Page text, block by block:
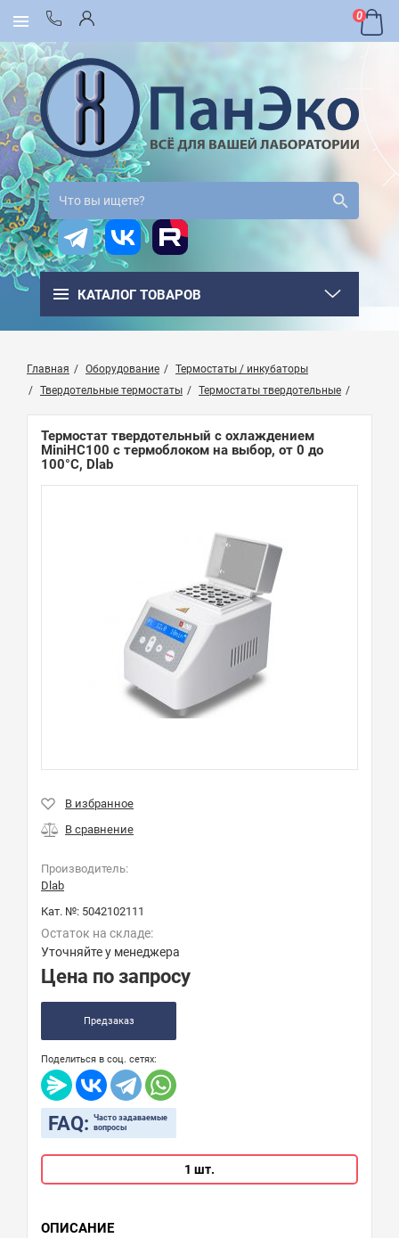
0
КАТАЛОГ ТОВАРОВ
Главная Оборудование
Термостаты / инкубаторы
Твердотельные термостаты
Термостаты твердотельные
Термостат твердотельный с охлаждением
MiniHC100 с термоблоком на выбор, от 0 до
100°С, Dlab
Производитель:
Dlab
Кат. №: 5042102111
Остаток на складе:
Уточняйте у менеджера
Цена по запросу
Предзаказ
Поделиться в соц. сетях:
FAQ: Часто задаваемые
вопросы
1 шт.
ОПИСАНИЕ